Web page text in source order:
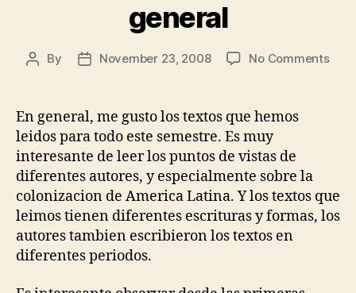
general
Post
By
PostNovember 23, 2008 No Commentson
En general, me gusto los textos que hemos
leidos para todo este semestre. Es muy
interesante de leer los puntos de vistas de
diferentes autores, y especialmente sobre la
colonizacion de America Latina. Y los textos que
leimos tienen diferentes escrituras y formas, los
autores tambien escribieron los textos en
diferentes periodos.